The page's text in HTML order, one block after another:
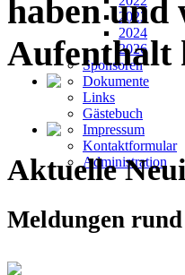
2023
2024
2026
Sponsoren
Dokumente
Links
Gästebuch
Impressum
Kontaktformular
Administration
haben und
Aufenthalt
Aktuelle
Meldungen